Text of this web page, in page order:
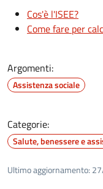
Cos'è l'ISEE?
Come fare per
Argomenti:
Assistenza sociale
Categorie:
Salute, benessere e
Ultimo aggiornamento: